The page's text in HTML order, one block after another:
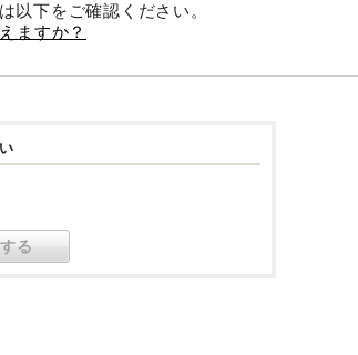
下をご確認ください。
ますか？